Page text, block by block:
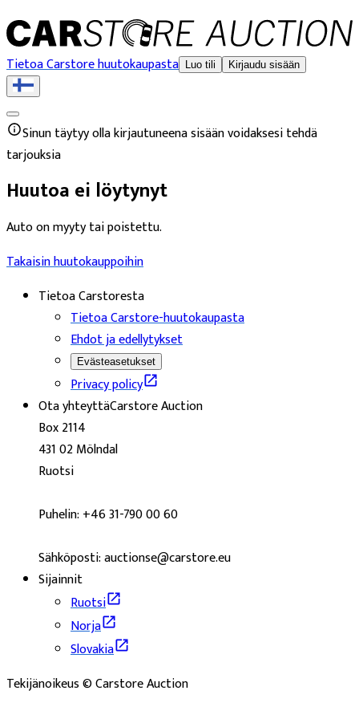
Tietoa Carstore huutokaupasta Luo tili Kirjaudu sisään
Sinun täytyy olla kirjautuneena sisään voidaksesi tehdä
tarjouksia
Huutoa ei löytynyt
Auto on myyty tai poistettu.
Takaisin huutokauppoihin
Tietoa Carstoresta
Tietoa Carstore-huutokaupasta
Ehdot ja edellytykset
Evästeasetukset
Privacy policy
Ota yhteyttäCarstore Auction
Box 2114
431 02 Mölndal
Ruotsi
Puhelin: +46 31-790 00 60
Sähköposti: auctionse@carstore.eu
Sijainnit
Ruotsi
Norja
Slovakia
Tekijänoikeus © Carstore Auction